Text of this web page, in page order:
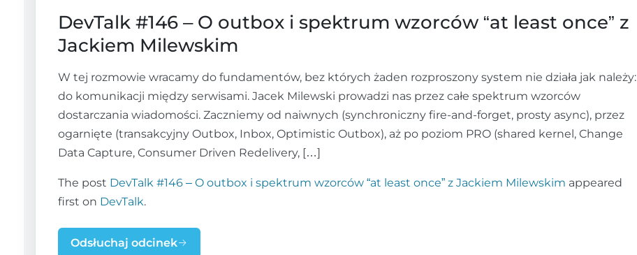
DevTalk #146 – O outbox i spektrum wzorców “at least once” z
Jackiem Milewskim
W tej rozmowie wracamy do fundamentów, bez których żaden rozproszony system nie działa jak należy:
do komunikacji między serwisami. Jacek Milewski prowadzi nas przez całe spektrum wzorców
dostarczania wiadomości. Zaczniemy od naiwnych (synchroniczny fire-and-forget, prosty async), przez
ogarnięte (transakcyjny Outbox, Inbox, Optimistic Outbox), aż po poziom PRO (shared kernel, Change
Data Capture, Consumer Driven Redelivery, […]
The post DevTalk #146 – O outbox i spektrum wzorców “at least once” z Jackiem Milewskim appeared
first on DevTalk.
Odsłuchaj odcinek